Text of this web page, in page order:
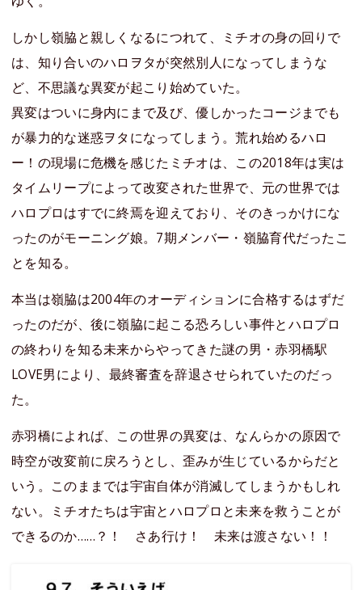
しかし嶺脇と親しくなるにつれて、ミチオの身の回りで
は、知り合いのハロヲタが突然別人になってしまうな
ど、不思議な異変が起こり始めていた。
異変はついに身内にまで及び、優しかったコージまでも
が暴力的な迷惑ヲタになってしまう。荒れ始めるハロ
ー！の現場に危機を感じたミチオは、この2018年は実は
タイムリープによって改変された世界で、元の世界では
ハロプロはすでに終焉を迎えており、そのきっかけにな
ったのがモーニング娘。7期メンバー・嶺脇育代だったこ
とを知る。
本当は嶺脇は2004年のオーディションに合格するはずだ
ったのだが、後に嶺脇に起こる恐ろしい事件とハロプロ
の終わりを知る未来からやってきた謎の男・赤羽橋駅
LOVE男により、最終審査を辞退させられていたのだっ
た。
赤羽橋によれば、この世界の異変は、なんらかの原因で
時空が改変前に戻ろうとし、歪みが生じているからだと
いう。このままでは宇宙自体が消滅してしまうかもしれ
ない。ミチオたちは宇宙とハロプロと未来を救うことが
できるのか……？！ さあ行け！ 未来は渡さない！！